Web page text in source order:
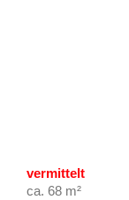
vermittelt
ca. 68 m²